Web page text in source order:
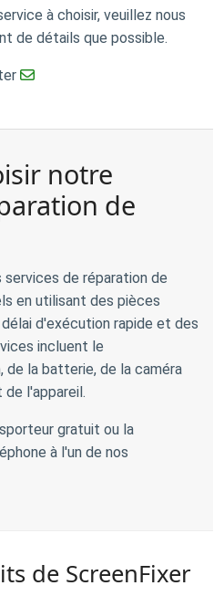
à choisir, veuillez nous
de détails que possible.
notre
de
de réparation de
en utilisant des pièces
d'exécution rapide et des
incluent le
de la batterie, de la caméra
l'appareil.
gratuit ou la
à l'un de nos
de ScreenFixer